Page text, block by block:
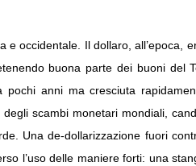
e occidentale. Il dollaro, all’epoca,
buona parte dei buoni del
pochi anni ma cresciuta
scambi monetari mondiali,
Una de-dollarizzazione fuori
l’uso delle maniere forti: una